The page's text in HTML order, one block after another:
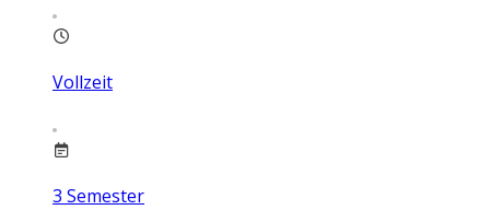
Vollzeit
3 Semester